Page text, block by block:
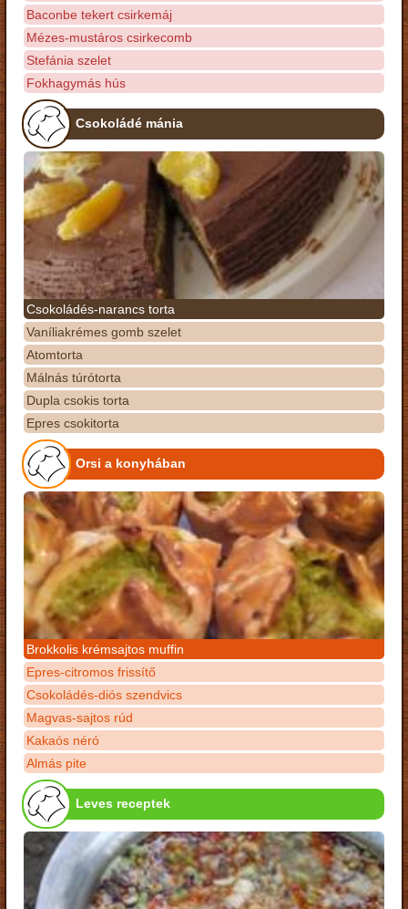
Baconbe tekert csirkemáj
Mézes-mustáros csirkecomb
Stefánia szelet
Fokhagymás hús
Csokoládé mánia
Csokoládés-narancs torta
Vaníliakrémes gomb szelet
Atomtorta
Málnás túrótorta
Dupla csokis torta
Epres csokitorta
Orsi a konyhában
Brokkolis krémsajtos muffin
Epres-citromos frissítő
Csokoládés-diós szendvics
Magvas-sajtos rúd
Kakaós néró
Almás pite
Leves receptek